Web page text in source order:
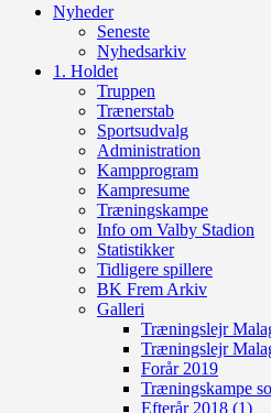
Nyheder
Seneste
Nyhedsarkiv
1. Holdet
Truppen
Trænerstab
Sportsudvalg
Administration
Kampprogram
Kampresume
Træningskampe
Info om Valby Stadion
Statistikker
Tidligere spillere
BK Frem Arkiv
Galleri
Træningslejr
Træningslejr
Forår 2019
Træningskampe
Efterår 2018 (1)